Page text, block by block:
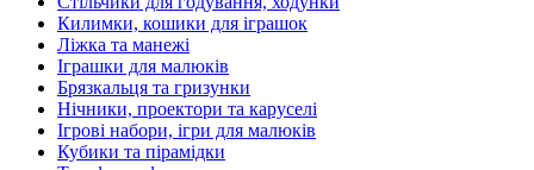
Килимки, кошики для іграшок
Ліжка та манежі
Іграшки для малюків
Брязкальця та гризунки
Нічники, проектори та каруселі
Ігрові набори, ігри для малюків
Кубики та пірамідки